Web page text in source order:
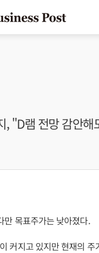
, "D램 전망 감안
만 목표주가는 낮아졌다.
커지고 있지만 현재의